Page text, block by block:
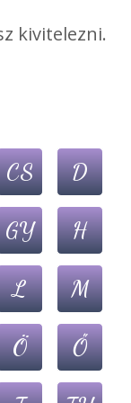
kivitelezni.
CS D
GY H
L M
Ö Ő